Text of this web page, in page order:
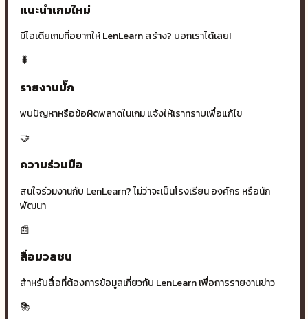
แนะนำเกมใหม่
มีไอเดียเกมที่อยากให้ LenLearn สร้าง? บอกเราได้เลย!
🐛
รายงานบั๊ก
พบปัญหาหรือข้อผิดพลาดในเกม แจ้งให้เราทราบเพื่อแก้ไข
🤝
ความร่วมมือ
สนใจร่วมงานกับ LenLearn? ไม่ว่าจะเป็นโรงเรียน องค์กร หรือนัก
พัฒนา
📰
สื่อมวลชน
สำหรับสื่อที่ต้องการข้อมูลเกี่ยวกับ LenLearn เพื่อการรายงานข่าว
📚